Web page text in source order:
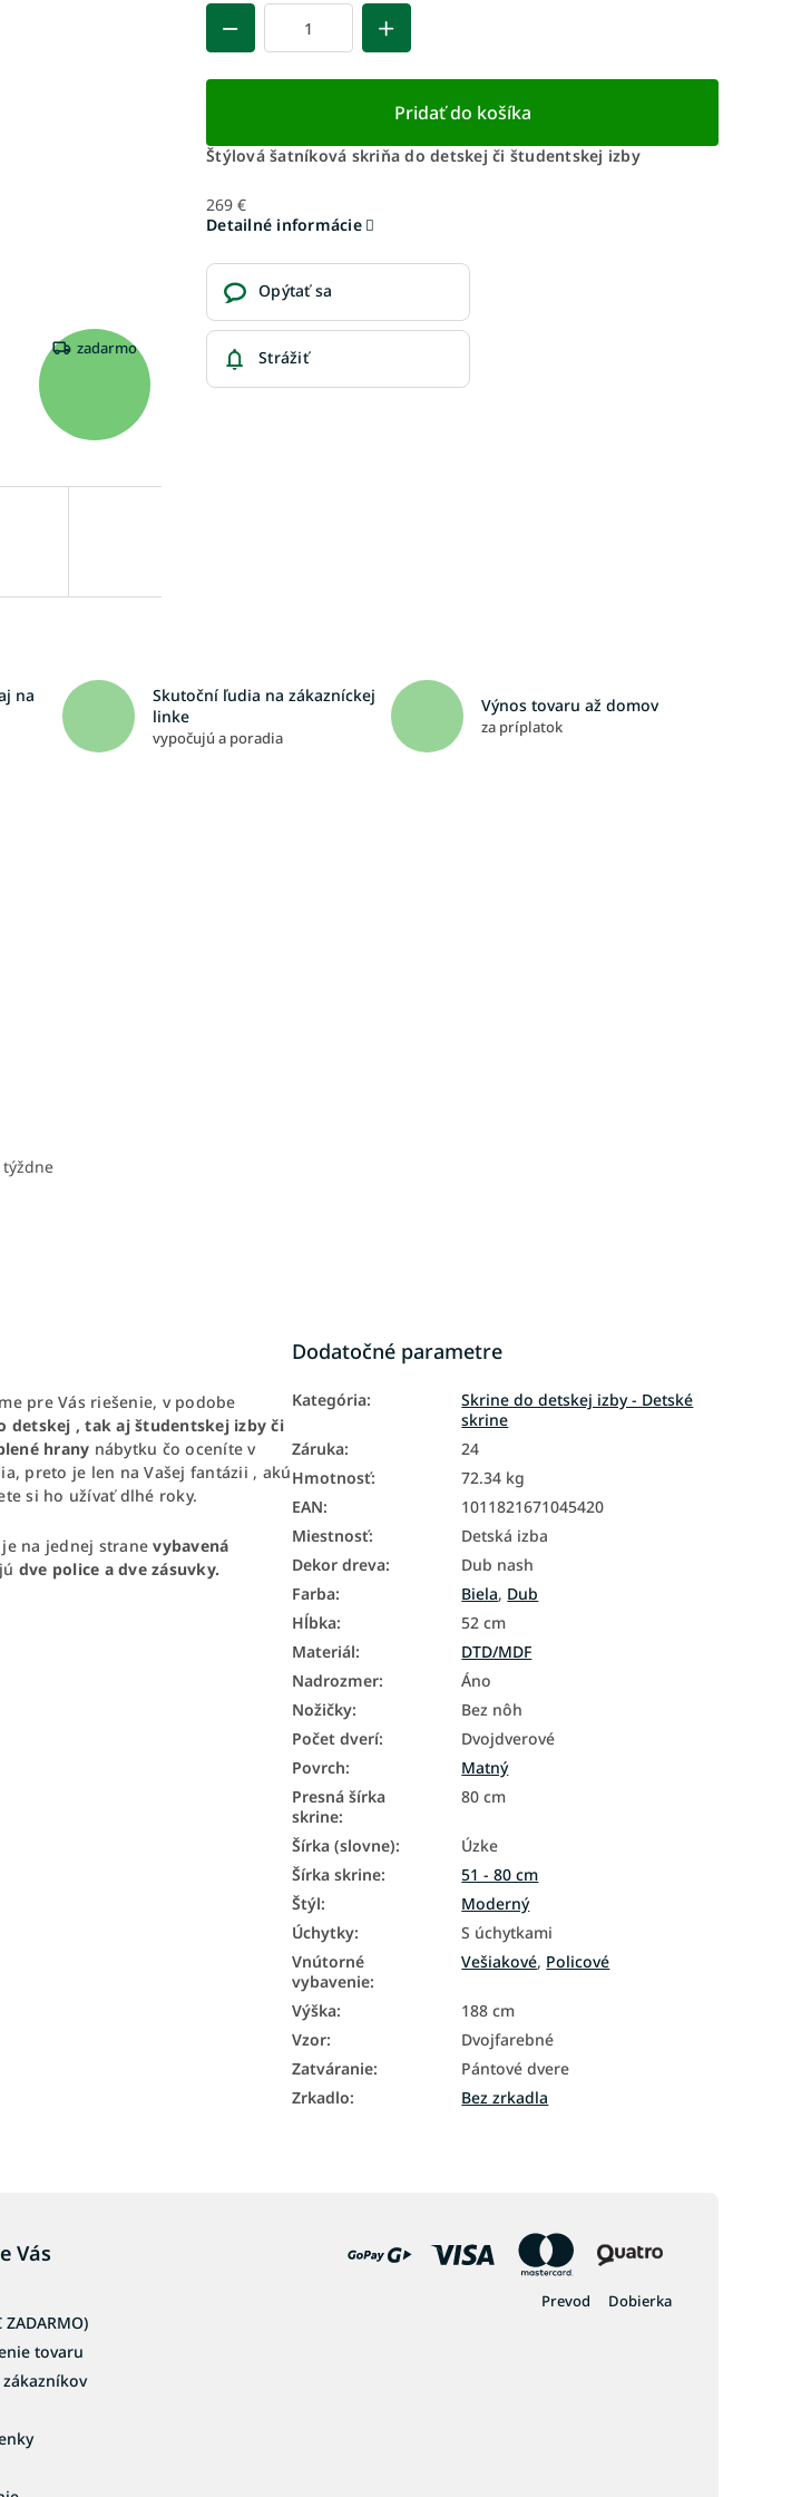
zadarmo
Pridať do košíka
Štýlová šatníková skriňa do detskej či študentskej izby
269 €
Detailné informácie
Opýtať sa
Strážiť
na
Skutoční ľudia na zákazníckej
linke
vypočujú a poradia
Výnos tovaru až domov
za príplatok
týždne
pre Vás riešenie, v podobe
detskej , tak aj študentskej izby či
hrany nábytku čo oceníte v
preto je len na Vašej fantázii , akú
si ho užívať dlhé roky.
na jednej stranevybavená
dve police a dve zásuvky.
Dodatočné parametre
Kategória:
Skrine do detskej izby - Detské
skrine
Záruka:
24
Hmotnosť:
72.34 kg
EAN:
1011821671045420
Miestnosť:
Detská izba
Dekor dreva:
Dub nash
Farba: Biela, Dub
Hĺbka:
52 cm
Materiál:
DTD/MDF
Nadrozmer:
Áno
Nožičky:
Bez nôh
Počet dverí:
Dvojdverové
Povrch:
Matný
Presná šírka
skrine:
80 cm
Šírka (slovne):
Úzke
Šírka skrine:
51 - 80 cm
Štýl:
Moderný
Úchytky:
S úchytkami
Vnútorné
vybavenie:
Vešiakové, Policové
Výška:
188 cm
Vzor:
Dvojfarebné
Zatváranie:
Pántové dvere
Zrkadlo: Bez zrkadla
Vás
tovaru
zákazníkov
Prevod Dobierka